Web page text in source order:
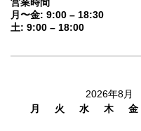
月〜金: 9:00 – 18:30
土: 9:00 – 18:00
2026年8月
月
火 水 木 金